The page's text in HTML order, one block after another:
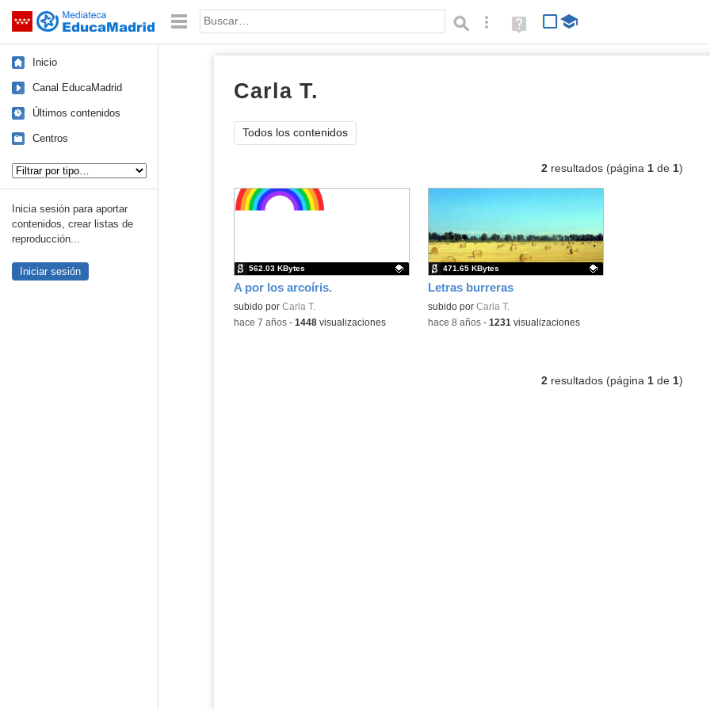
Saltar navegación Palabra o frase: Búsqueda avanzada
Ayuda
(en
Inicio
Canal EducaMadrid
Últimos contenidos
Centros
Inicia sesión para aportar
contenidos, crear listas de
reproducción...
Iniciar sesión
Carla T.
Todos los contenidos
2resultados (página 1de 1)
A por los arcoíris.
Contenido educativo.
subido por Carla T.
562.03 KBytes
-hace 7 años- 1448visualizaciones
Letras burreras
Contenido educativo.
subido por Carla T.
471.65 KBytes
-hace 8 años- 1231 visualizaciones
2resultados (página 1de 1)